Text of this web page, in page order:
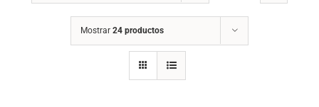
Mostrar 24 productos